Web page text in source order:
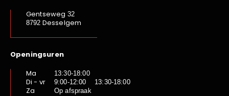
Gentseweg 32
8792 Desselgem
Openingsuren
Ma
13:30-18:00
Di - vr 9:00-12:00 13:30-18:00
Za Op afspraak